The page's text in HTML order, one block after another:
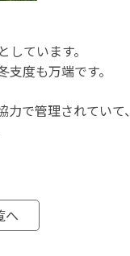
ています。
度も万端です。
で管理されていて、
へ